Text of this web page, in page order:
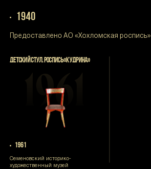
1940
Предоставлено АО «Хохломская роспись»
ДЕТСКИЙ СТУЛ. РОСПИСЬ «КУДРИНА»
1961
1961
Семеновский историко-
художественный музей